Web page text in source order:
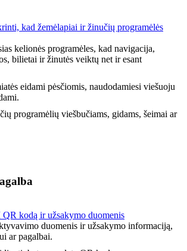
kad žemėlapiai ir žinučių programėlės
kelionės programėles, kad navigacija,
bilietai ir žinutės veiktų net ir esant
eidami pėsčiomis, naudodamiesi viešuoju
programėlių viešbučiams, gidams, šeimai ar
kodą ir užsakymo duomenis
duomenis ir užsakymo informaciją,
ar pagalbai.